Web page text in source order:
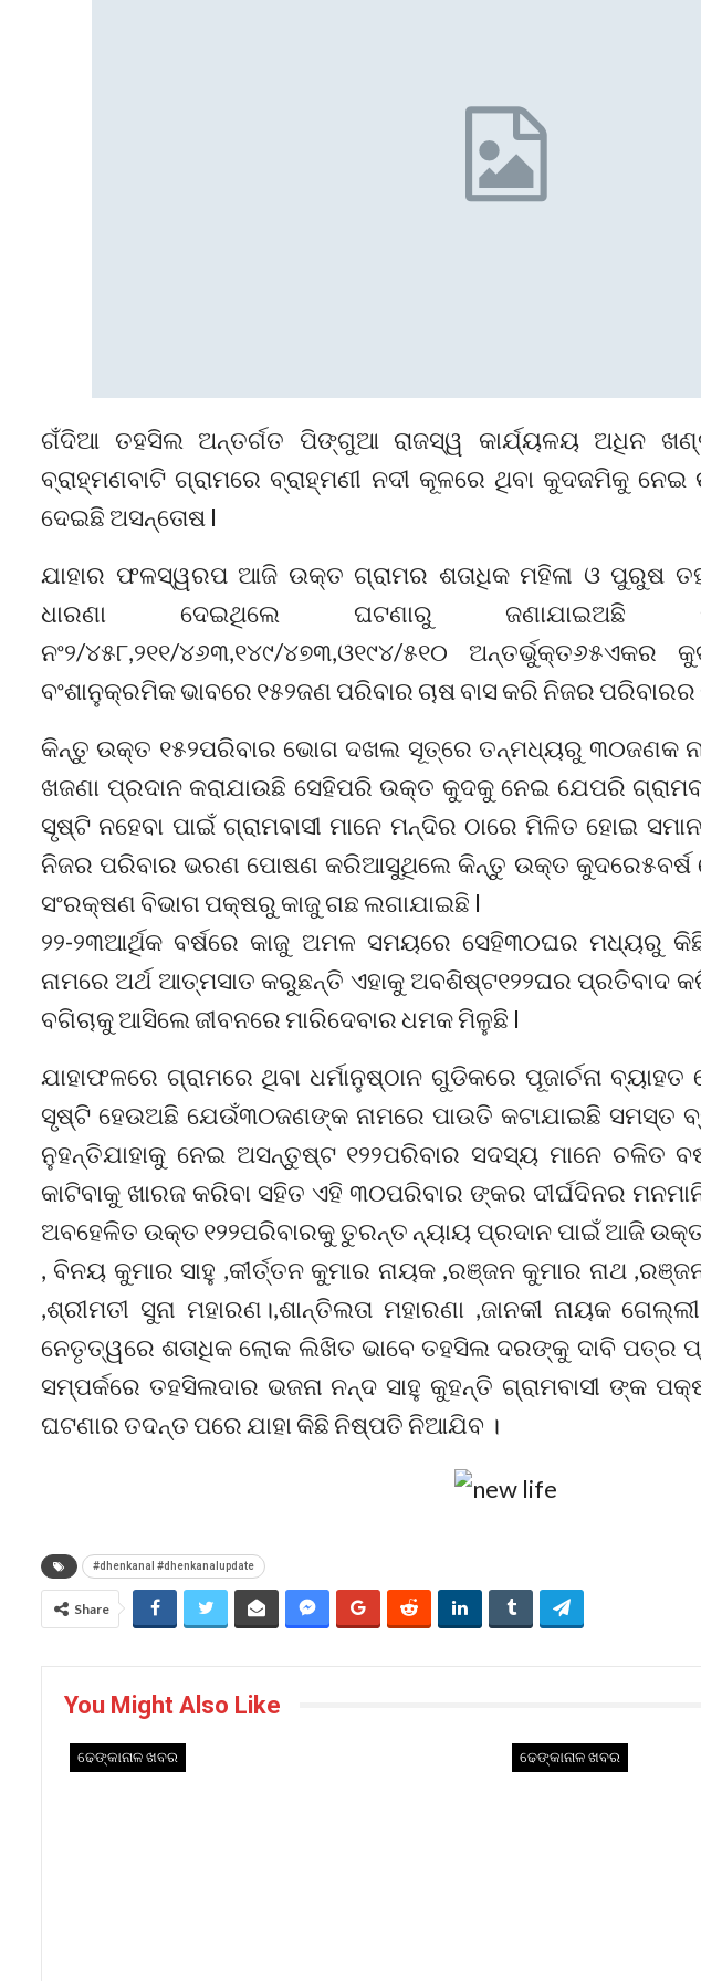
ଗଁଦିଆ ତହସିଲ ଅନ୍ତର୍ଗତ ପିଙ୍ଗୁଆ ରାଜସ୍ୱ କାର୍ଯ୍ୟଳୟ ଅଧିନ
ବ୍ରାହ୍ମଣବାଟି ଗ୍ରାମରେ ବ୍ରାହ୍ମଣୀ ନଦୀ କୂଳରେ ଥିବା କୁଦଜମିକୁ
ଦେଇଛି ଅସନ୍ତୋଷ l
ଯାହାର ଫଳସ୍ୱରପ ଆଜି ଉକ୍ତ ଗ୍ରାମର ଶତାଧିକ ମହିଳା ଓ ପୁରୁଷ
ଧାରଣା ଦେଇଥିଲେ ଘଟଣାରୁ ଜଣାଯାଇଅଛି
ନଂ୨/୪୫୮,୨୧୧/୪୬୩,୧୪୯/୪୭୩,ଓ୧୯୪/୫୧୦ ଅନ୍ତର୍ଭୁକ୍ତ୬୫ଏକର
ବଂଶାନୁକ୍ରମିକ ଭାବରେ ୧୫୨ଜଣ ପରିବାର ଚାଷ ବାସ କରି ନିଜର
କିନ୍ତୁ ଉକ୍ତ ୧୫୨ପରିବାର ଭୋଗ ଦଖଲ ସୂତ୍ରେ ତନ୍ମଧ୍ୟରୁ ୩୦ଜଣକ
ଖଜଣା ପ୍ରଦାନ କରାଯାଉଛି ସେହିପରି ଉକ୍ତ କୁଦକୁ ନେଇ ଯେପରି
ସୃଷ୍ଟି ନହେବା ପାଇଁ ଗ୍ରାମବାସୀ ମାନେ ମନ୍ଦିର ଠାରେ ମିଳିତ ହୋଇ
ନିଜର ପରିବାର ଭରଣ ପୋଷଣ କରିଆସୁଥିଲେ କିନ୍ତୁ ଉକ୍ତ କୁଦରେ୫ବର୍ଷ
ସଂରକ୍ଷଣ ବିଭାଗ ପକ୍ଷରୁ କାଜୁ ଗଛ ଲଗାଯାଇଛି l
୨୨-୨୩ଆର୍ଥିକ ବର୍ଷରେ କାଜୁ ଅମଳ ସମୟରେ ସେହି୩୦ଘର ମଧ୍ୟରୁ
ନାମରେ ଅର୍ଥ ଆତ୍ମସାତ କରୁଛନ୍ତି ଏହାକୁ ଅବଶିଷ୍ଟ୧୨୨ଘର ପ୍ରତିବାଦ
ବଗିଚାକୁ ଆସିଲେ ଜୀବନରେ ମାରିଦେବାର ଧମକ ମିଳୁଛି l
ଯାହାଫଳରେ ଗ୍ରାମରେ ଥିବା ଧର୍ମାନୁଷ୍ଠାନ ଗୁଡିକରେ ପୂଜାର୍ଚନା
ସୃଷ୍ଟି ହେଉଅଛି ଯେଉଁ୩୦ଜଣଙ୍କ ନାମରେ ପାଉତି କଟାଯାଇଛି ସମସ୍ତ
ନୁହନ୍ତିଯାହାକୁ ନେଇ ଅସନ୍ତୁଷ୍ଟ ୧୨୨ପରିବାର ସଦସ୍ୟ ମାନେ ଚଳିତ
କାଟିବାକୁ ଖାରଜ କରିବା ସହିତ ଏହି ୩୦ପରିବାର ଙ୍କର ଦୀର୍ଘଦିନର
ଅବହେଳିତ ଉକ୍ତ ୧୨୨ପରିବାରକୁ ତୁରନ୍ତ ନ୍ୟାୟ ପ୍ରଦାନ ପାଇଁ ଆଜି
, ବିନୟ କୁମାର ସାହୁ ,କୀର୍ତ୍ତନ କୁମାର ନାୟକ ,ରଞ୍ଜନ କୁମାର ନାଥ
,ଶ୍ରୀମତୀ ସୁନା ମହାରଣ।,ଶାନ୍ତିଲତା ମହାରଣା ,ଜାନକୀ ନାୟକ
ନେତୃତ୍ୱରେ ଶତାଧିକ ଲୋକ ଲିଖିତ ଭାବେ ତହସିଲ ଦରଙ୍କୁ ଦାବି ପତ୍ର
ସମ୍ପର୍କରେ ତହସିଲଦାର ଭଜନା ନନ୍ଦ ସାହୁ କୁହନ୍ତି ଗ୍ରାମବାସୀ ଙ୍କ
ଘଟଣାର ତଦନ୍ତ ପରେ ଯାହା କିଛି ନିଷ୍ପତି ନିଆଯିବ ।
#dhenkanal #dhenkanalupdate
Share
You Might Also Like
ଢେଙ୍କାନାଳ ଖବର ଢେଙ୍କାନାଳ ଖବର